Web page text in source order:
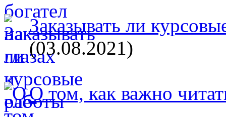
Заказывать ли
(03.08.2021)
О том, как важно